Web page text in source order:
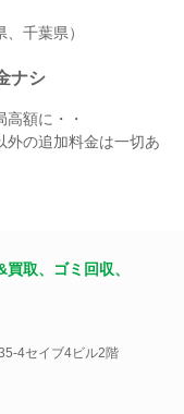
千葉県）
ナシ
額に・・
外の追加料金は一切あ
取、ゴミ回収、
4セイブ4ビル2階